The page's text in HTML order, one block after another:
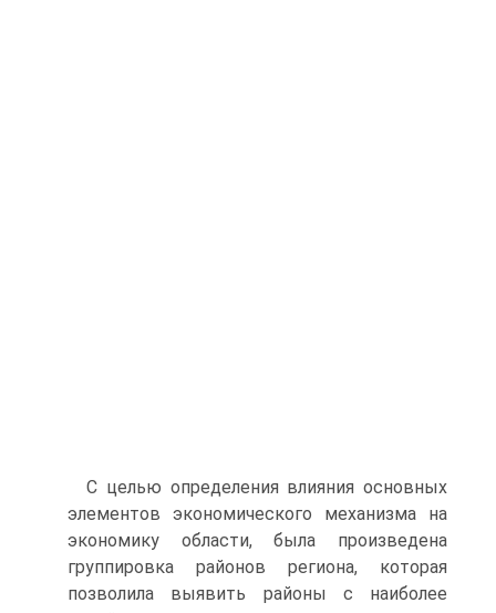
С целью определения влияния основных
элементов экономического механизма на
экономику области, была произведена
группировка районов региона, которая
позволила выявить районы с наиболее